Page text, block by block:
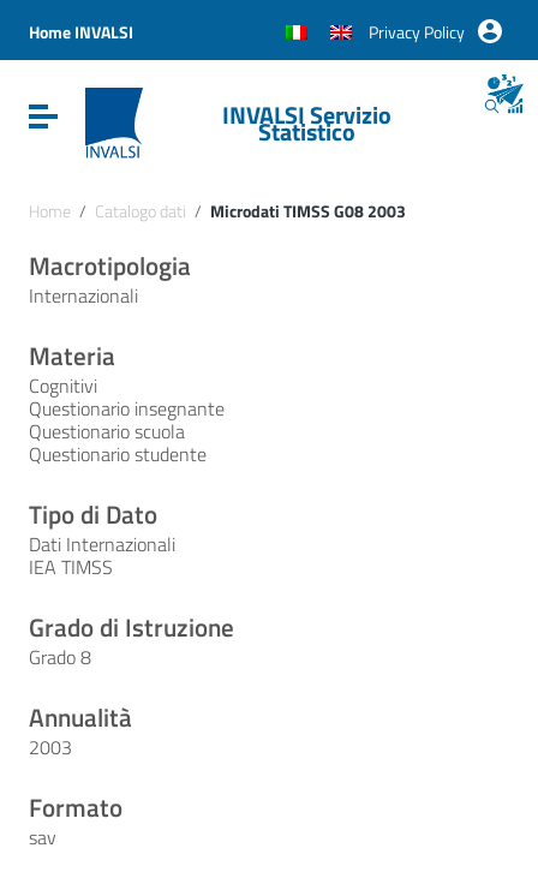
Vai al menu di navigazione
Vai al footer
Home INVALSI Privacy Policy
Attiva / disattiva la navigazioneINVALSI Servizio
Statistico
Home / Catalogo dati / Microdati TIMSS G08 2003
Macrotipologia
Internazionali
Materia
Cognitivi
Questionario insegnante
Questionario scuola
Questionario studente
Tipo di Dato
Dati Internazionali
IEA TIMSS
Grado di Istruzione
Grado 8
Annualità
2003
Formato
sav